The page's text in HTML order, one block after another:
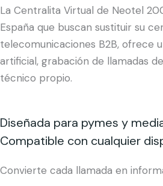
La Centralita Virtual de Neotel
España que buscan sustituir su
telecomunicaciones B2B, ofrece
artificial, grabación de llamadas
técnico propio.
Diseñada para pymes y
Compatible con cualquier
Convierte cada llamada en